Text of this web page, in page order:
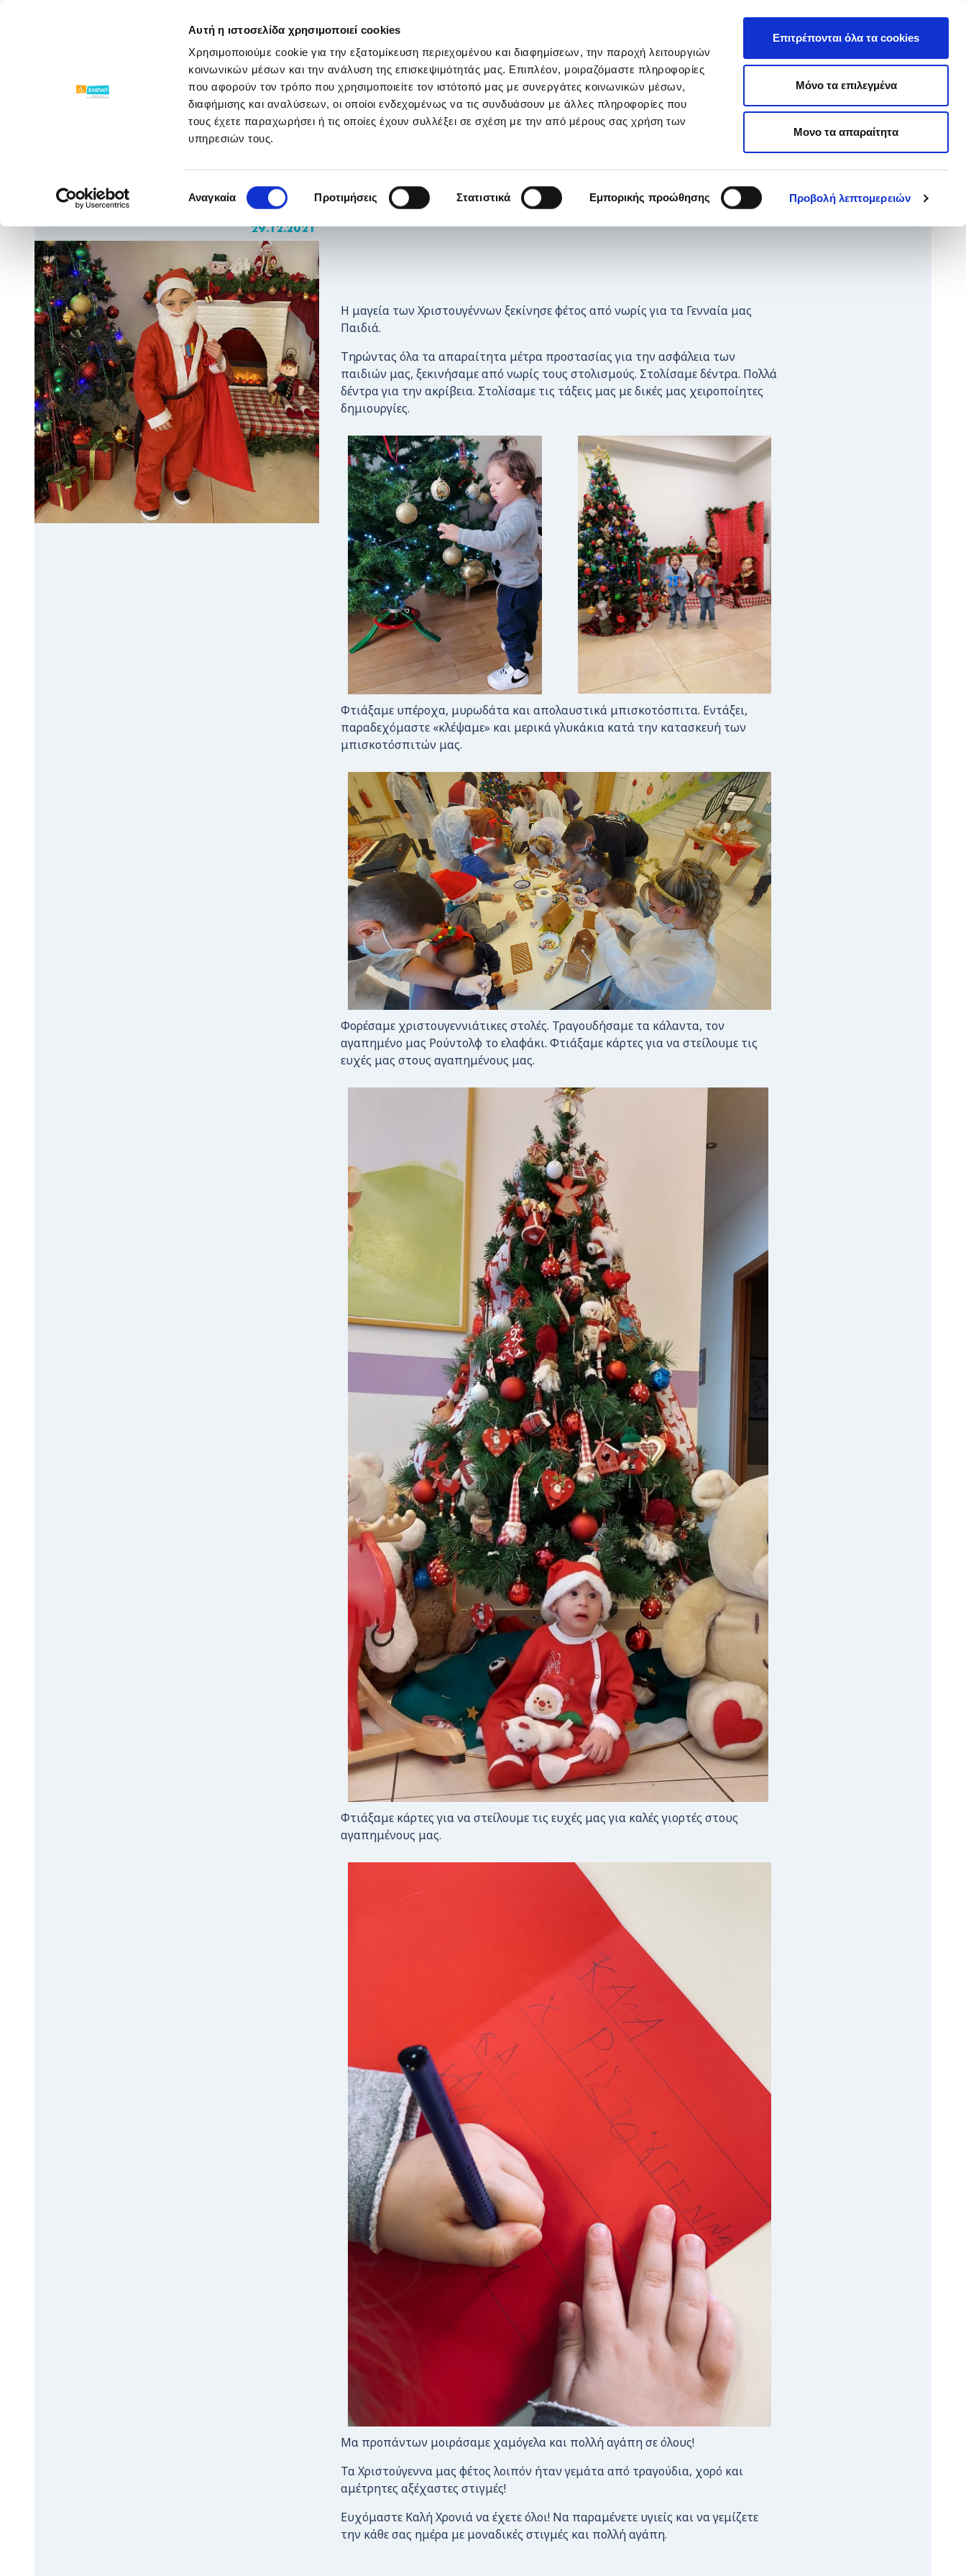
Αυτή η ιστοσελίδα χρησιμοποιεί cookies
Χρησιμοποιούμε cookie για την εξατομίκευση περιεχομένου και διαφημίσεων, την παροχή λειτουργιών
κοινωνικών μέσων και την ανάλυση της επισκεψιμότητάς μας. Επιπλέον, μοιραζόμαστε πληροφορίες
που αφορούν τον τρόπο που χρησιμοποιείτε τον ιστότοπό μας με συνεργάτες κοινωνικών μέσων,
διαφήμισης και αναλύσεων, οι οποίοι ενδεχομένως να τις συνδυάσουν με άλλες πληροφορίες που
τους έχετε παραχωρήσει ή τις οποίες έχουν συλλέξει σε σχέση με την από μέρους σας χρήση των
υπηρεσιών τους.
συγκατάθεσης
Αναγκαία Προτιμήσεις Στατιστικά Εμπορικής προώθησης Προβολή λεπτομερειών
Επιτρέπονται όλα τα cookies
Μόνο τα επιλεγμένα
Μονο τα απαραίτητα
ΓΝΩΡΙΣΕ ΜΑΣ ΠΡΟΓΡΑΜΜΑΤΑ ΣΤΗΡΙΞΕ ΜΑΣ
ΥΙΟΘΕΣΙΑ ΚΑΝΕ ΔΩΡΕΑ
Νέα & Ανακοινώσεις / Χριστουγεννιάτικη μαγεία στην ΕΛΕΠΑΠ
Χριστουγεννιάτικη
μαγεία στην ΕΛΕΠΑΠ
29.12.2021
Η μαγεία των Χριστουγέννων ξεκίνησε φέτος από νωρίς για τα Γενναία μας
Παιδιά.
Τηρώντας όλα τα απαραίτητα μέτρα προστασίας για την ασφάλεια των
παιδιών μας, ξεκινήσαμε από νωρίς τους στολισμούς. Στολίσαμε δέντρα. Πολλά
δέντρα για την ακρίβεια. Στολίσαμε τις τάξεις μας με δικές μας χειροποίητες
δημιουργίες.
Φτιάξαμε υπέροχα, μυρωδάτα και απολαυστικά μπισκοτόσπιτα. Εντάξει,
παραδεχόμαστε «κλέψαμε» και μερικά γλυκάκια κατά την κατασκευή των
μπισκοτόσπιτών μας.
Φορέσαμε χριστουγεννιάτικες στολές. Τραγουδήσαμε τα κάλαντα, τον
αγαπημένο μας Ρούντολφ το ελαφάκι. Φτιάξαμε κάρτες για να στείλουμε τις
ευχές μας στους αγαπημένους μας.
Φτιάξαμε κάρτες για να στείλουμε τις ευχές μας για καλές γιορτές στους
αγαπημένους μας.
Μα προπάντων μοιράσαμε χαμόγελα και πολλή αγάπη σε όλους!
Τα Χριστούγεννα μας φέτος λοιπόν ήταν γεμάτα από τραγούδια, χορό και
αμέτρητες αξέχαστες στιγμές!
Ευχόμαστε Καλή Χρονιά να έχετε όλοι! Να παραμένετε υγιείς και να γεμίζετε
την κάθε σας ημέρα με μοναδικές στιγμές και πολλή αγάπη.
EΛ